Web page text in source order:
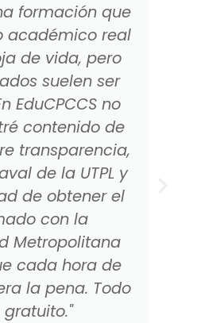
formación que
académico real
de vida, pero
suelen ser
EduCPCCS no
contenido de
transparencia,
de la UTPL y
de obtener el
con la
Metropolitana
cada hora de
la pena. Todo
gratuito."